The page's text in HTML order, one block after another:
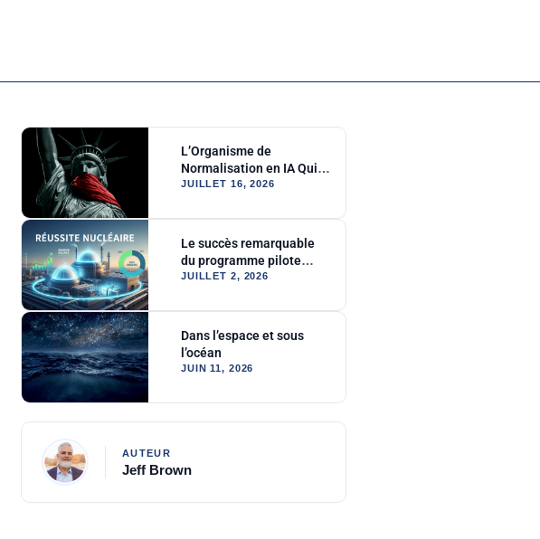
L’Organisme de
Normalisation en IA Qui
Ne Devrait Pas Exister
JUILLET 16, 2026
Le succès remarquable
du programme pilote
Reactor
JUILLET 2, 2026
Dans l’espace et sous
l’océan
JUIN 11, 2026
Jeff Brown